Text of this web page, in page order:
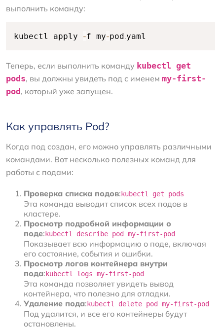
выполнить команду:
kubectl apply -f my-pod.yaml
Теперь, если выполнить команду kubectl get
pods, вы должны увидеть под с именем my-first-
pod , который уже запущен.
Как управлять Pod?
Когда под создан, его можно управлять различными
командами. Вот несколько полезных команд для
работы с подами:
Проверка списка подов: kubectl get pods
Эта команда выводит список всех подов в
кластере.
Просмотр подробной информации о
поде: kubectl describe pod my-first-pod
Показывает всю информацию о поде, включая
его состояние, события и ошибки.
Просмотр логов контейнера внутри
пода: kubectl logs my-first-pod
Эта команда позволяет увидеть вывод
контейнера, что полезно для отладки.
Удаление пода: kubectl delete pod my-first-pod
Под удалится, и все его контейнеры будут
остановлены.